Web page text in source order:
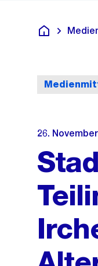
Deutsch
26.